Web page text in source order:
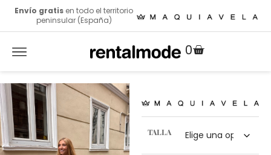
Envío gratis en todo el territorio
peninsular (España)
0
TALLA